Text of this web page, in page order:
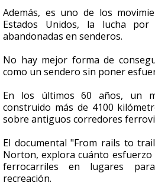
Además, es uno de los
Estados Unidos, la lucha
abandonadas en senderos.
No hay mejor forma de
como un sendero sin poner
En los últimos 60 años, un
construido más de 4100
sobre antiguos corredores
El documental "From rails to
Norton, explora cuánto
ferrocarriles en lugares
recreación.